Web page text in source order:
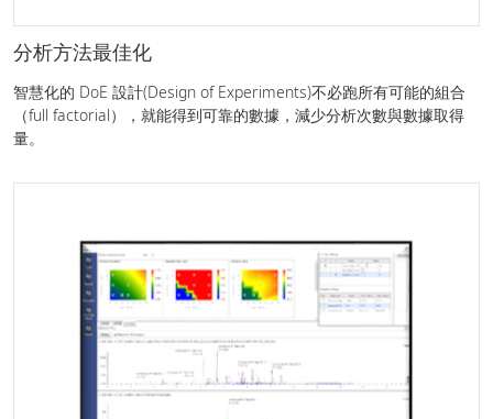
分析方法最佳化
智慧化的 DoE 設計(Design of Experiments) 不必跑所有可能的組合
（full factorial），就能得到可靠的數據，減少分析次數與數據取得
量。